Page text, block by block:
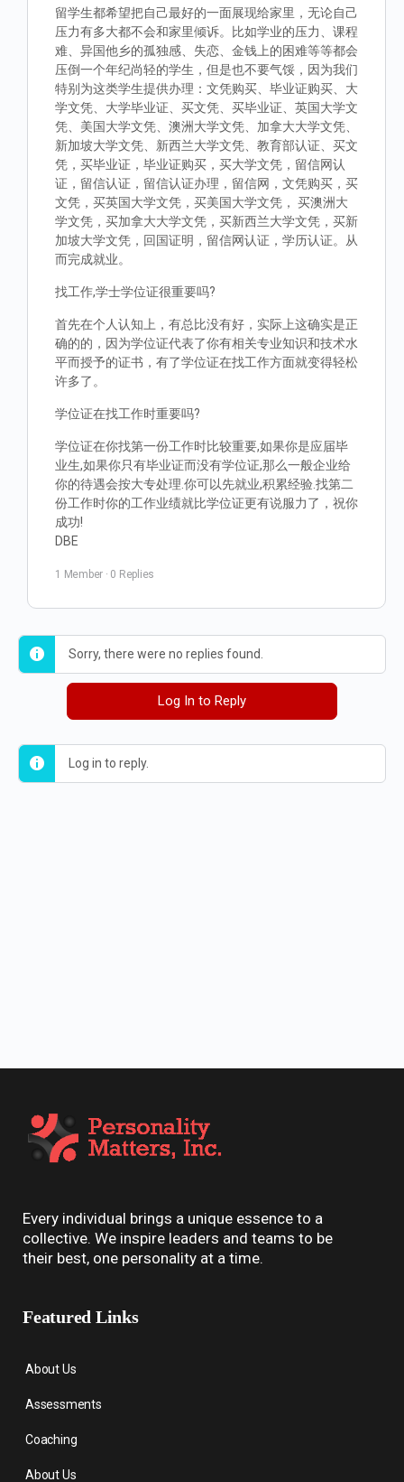
留学生都希望把自己最好的一面展现给家里，无论自己
压力有多大都不会和家里倾诉。比如学业的压力、课程
难、异国他乡的孤独感、失恋、金钱上的困难等等都会
压倒一个年纪尚轻的学生，但是也不要气馁，因为我们
特别为这类学生提供办理：文凭购买、毕业证购买、大
学文凭、大学毕业证、买文凭、买毕业证、英国大学文
凭、美国大学文凭、澳洲大学文凭、加拿大大学文凭、
新加坡大学文凭、新西兰大学文凭、教育部认证、买文
凭，买毕业证，毕业证购买，买大学文凭，留信网认
证，留信认证，留信认证办理，留信网，文凭购买，买
文凭，买英国大学文凭，买美国大学文凭， 买澳洲大
学文凭，买加拿大大学文凭，买新西兰大学文凭，买新
加坡大学文凭，回国证明，留信网认证，学历认证。从
而完成就业。
找工作,学士学位证很重要吗?
首先在个人认知上，有总比没有好，实际上这确实是正
确的的，因为学位证代表了你有相关专业知识和技术水
平而授予的证书，有了学位证在找工作方面就变得轻松
许多了。
学位证在找工作时重要吗?
学位证在你找第一份工作时比较重要,如果你是应届毕
业生,如果你只有毕业证而没有学位证,那么一般企业给
你的待遇会按大专处理.你可以先就业,积累经验.找第二
份工作时你的工作业绩就比学位证更有说服力了，祝你
成功!
DBE
1 Member · 0 Replies
Sorry, there were no replies found.
Log In to Reply
Log in to reply.
Every individual brings a unique essence to a
collective. We inspire leaders and teams to be
their best, one personality at a time.
Featured Links
About Us
Assessments
Coaching
About Us